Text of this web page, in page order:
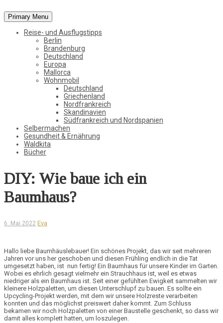
StadtWaldKind
Vom Leben in der Natur, der Stadt und in der weiten Welt
Primary Menu
Reise- und Ausflugstipps
Berlin
Brandenburg
Deutschland
Europa
Mallorca
Wohnmobil
Deutschland
Griechenland
Nordfrankreich
Skandinavien
Südfrankreich und Nordspanien
Selbermachen
Gesundheit & Ernährung
Waldkita
Bücher
DIY: Wie baue ich ein
Baumhaus?
6. Mai 2022 Eva
Hallo liebe Baumhäuslebauer! Ein schönes Projekt, das wir seit mehreren
Jahren vor uns her geschoben und diesen Frühling endlich in die Tat
umgesetzt haben, ist nun fertig! Ein Baumhaus für unsere Kinder im Garten.
Wobei es ehrlich gesagt vielmehr ein Strauchhaus ist, weil es etwas
niedriger als ein Baumhaus ist. Seit einer gefühlten Ewigkeit sammelten wir
kleinere Holzpaletten, um diesen Unterschlupf zu bauen. Es sollte ein
Upcycling-Projekt werden, mit dem wir unsere Holzreste verarbeiten
konnten und das möglichst preiswert daher kommt. Zum Schluss
bekamen wir noch Holzpaletten von einer Baustelle geschenkt, so dass wir
damit alles komplett hatten, um loszulegen.